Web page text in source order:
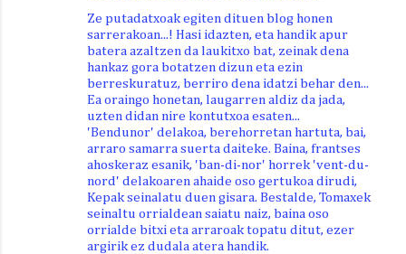
Ze putadatxoak egiten dituen blog honen
sarrerakoan...! Hasi idazten, eta handik apur
batera azaltzen da laukitxo bat, zeinak dena
hankaz gora botatzen dizun eta ezin
berreskuratuz, berriro dena idatzi behar den...
Ea oraingo honetan, laugarren aldiz da jada,
uzten didan nire kontutxoa esaten...
'Bendunor' delakoa, berehorretan hartuta, bai,
arraro samarra suerta daiteke. Baina, frantses
ahoskeraz esanik, 'ban-di-nor' horrek 'vent-du-
nord' delakoaren ahaide oso gertukoa dirudi,
Kepak seinalatu duen gisara. Bestalde, Tomaxek
seinaltu orrialdean saiatu naiz, baina oso
orrialde bitxi eta arraroak topatu ditut, ezer
argirik ez dudala atera handik.